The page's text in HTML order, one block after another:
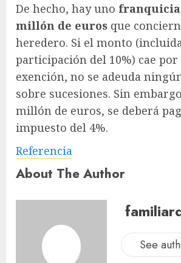
De hecho, hay uno
millón de euros que
heredero. Si el monto
participación del 10%) cae por
exención, no se adeuda
sobre sucesiones. Sin
millón de euros, se deberá
impuesto del 4%.
Referencia
About The Author
See